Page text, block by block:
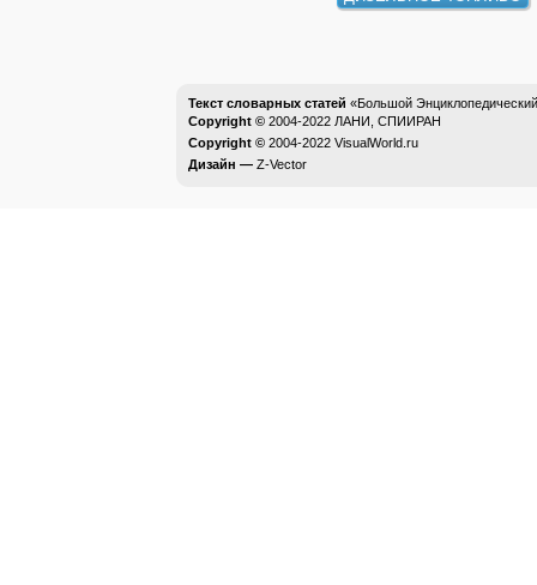
ДИЗЕЛЬНОЕ ТОПЛИВО
Текст словарных статей «Большой
Copyright © 2004-2022 ЛАНИ, СПИИРАН
Copyright © 2004-2022 VisualWorld.ru
Дизайн — Z-Vector